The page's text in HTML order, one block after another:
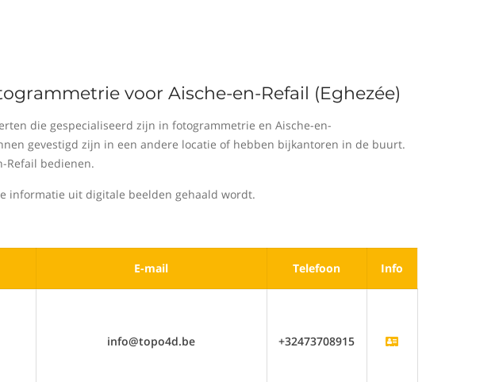
voor Aische-en-Refail (Eghezée)
die gespecialiseerd zijn in fotogrammetrie en Aische-en-
gevestigd zijn in een andere locatie of hebben bijkantoren in de buurt.
Refail bedienen.
informatie uit digitale beelden gehaald wordt.
E-mail Telefoon Info
info@topo4d.be +32473708915